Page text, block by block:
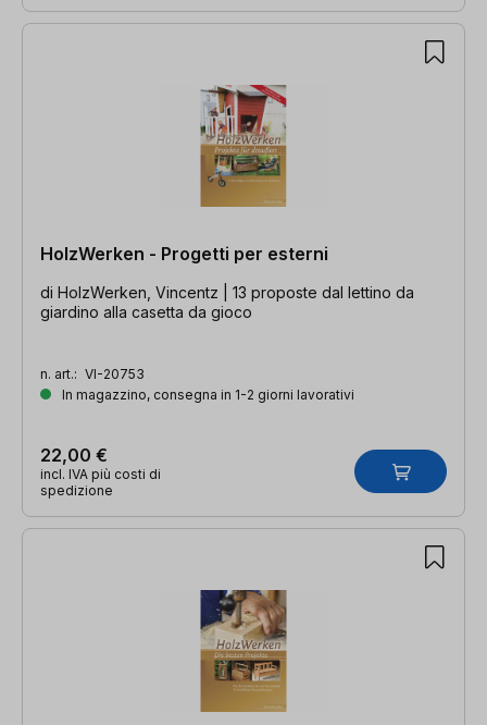
HolzWerken - Progetti per esterni
di HolzWerken, Vincentz | 13 proposte dal lettino da
giardino alla casetta da gioco
n. art.: VI-20753
In magazzino, consegna in 1-2 giorni lavorativi
22,00 €
incl. IVA più costi di
spedizione